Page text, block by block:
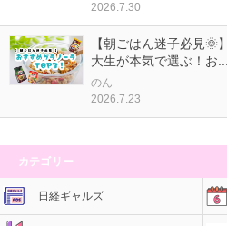
2026.7.30
【朝ごはん迷子必見🌞
大生が本気で選ぶ！お...
のん
2026.7.23
カテゴリー
日経ギャルズ